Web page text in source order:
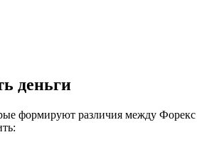
деньги
формируют различия между